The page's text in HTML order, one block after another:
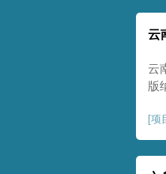
云
云
版
夯
围
[项